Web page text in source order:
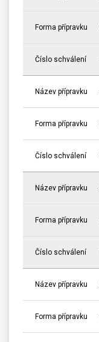
Forma přípravku
Číslo schválení
Název přípravku
Forma přípravku
Číslo schválení
Název přípravku
Forma přípravku
Číslo schválení
Název přípravku
Forma přípravku